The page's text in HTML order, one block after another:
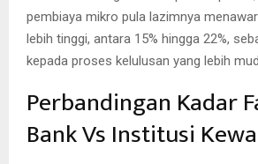
pembiaya mikro pula lazimnya
lebih tinggi, antara 15% hingga 22%,
kepada proses kelulusan yang lebih
Perbandingan Kadar
Bank Vs Institusi